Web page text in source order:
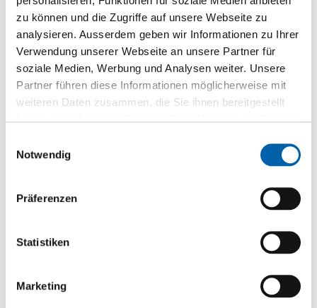
zu können und die Zugriffe auf unsere Webseite zu
analysieren. Ausserdem geben wir Informationen zu Ihrer
Verwendung unserer Webseite an unsere Partner für
soziale Medien, Werbung und Analysen weiter. Unsere
Partner führen diese Informationen möglicherweise mit
weiteren Daten zusammen, die Sie ihnen bereitgestellt
haben oder die sie im Rahmen Ihrer Nutzung der Dienste
Notwendig
Präferenzen
Statistiken
Marketing
Collano Auftragsdüse PUR Applico Optimo